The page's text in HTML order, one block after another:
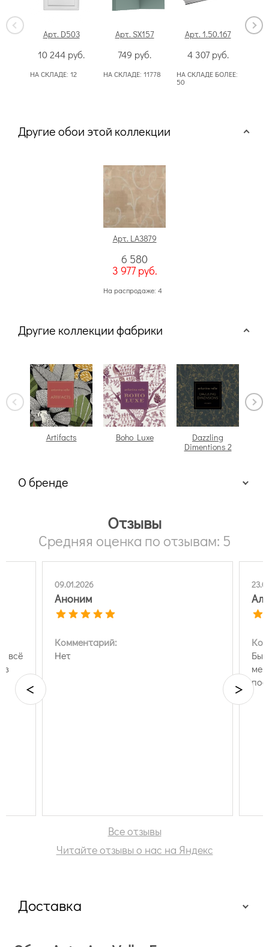
Арт. D503
10 244 руб.
НА СКЛАДЕ: 12
Арт. SX157
749 руб.
НА СКЛАДЕ: 11778
Арт. 1.50.167
4 307руб.
НА СКЛАДЕ БОЛЕЕ:
50
Другие обои этой коллекции
Арт. LA3879
6 580
3 977 руб.
На распродаже: 4
Другие коллекции фабрики
Artifacts Boho Luxe
Dazzling
Dimentions 2
О бренде
Отзывы
Средняя оценка по отзывам: 5
всё
09.01.2026
Аноним
Комментарий:
Нет
< >
Все отзывы
Читайте отзывы о нас на Яндекс
Доставка